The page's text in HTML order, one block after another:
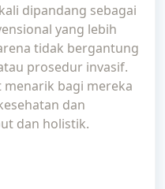
dipandang sebagai
yang lebih
tidak bergantung
prosedur invasif.
bagi mereka
dan
dan holistik.